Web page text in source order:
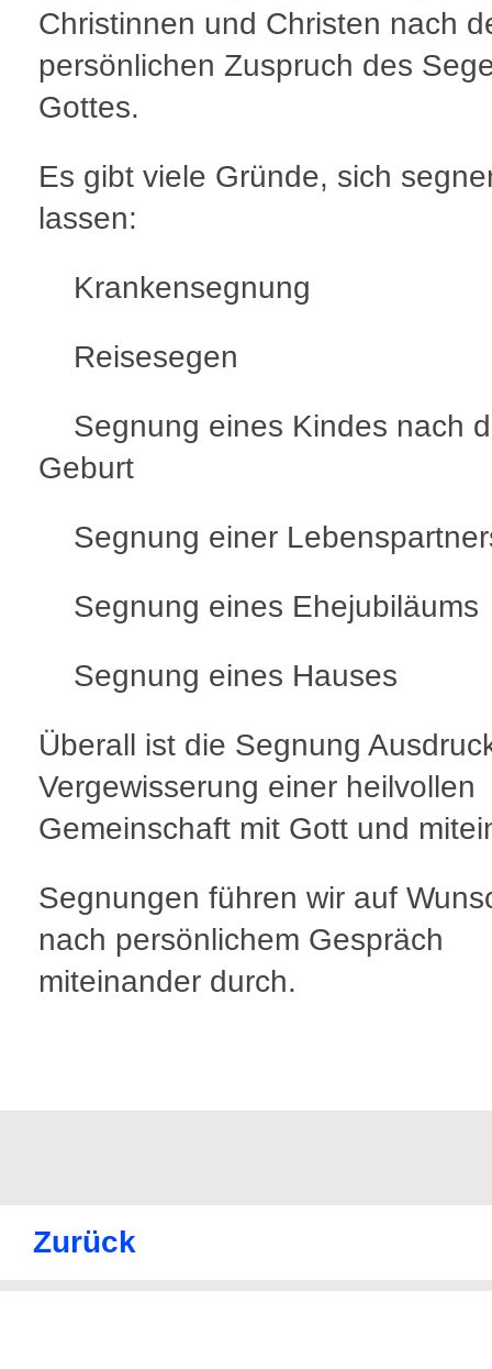
Christinnen und Christen nach
persönlichen Zuspruch des
Gottes.
Es gibt viele Gründe, sich
lassen:
Krankensegnung
Reisesegen
Segnung eines Kindes nach
Geburt
Segnung einer
Segnung eines Ehejubiläums
Segnung eines Hauses
Überall ist die Segnung
Vergewisserung einer heilvollen
Gemeinschaft mit Gott und
Segnungen führen wir auf
nach persönlichem Gespräch
miteinander durch.
Zurück